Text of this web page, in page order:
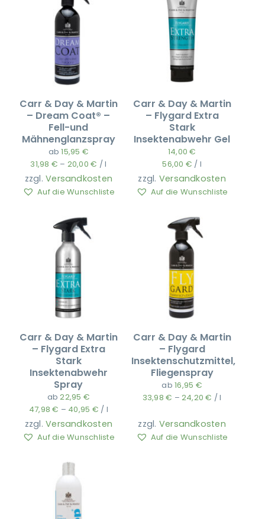
Carr & Day & Martin
– Dream Coat® –
Fell-und
Mähnenglanzspray
ab15,95 €
31,98 € – 20,00€ /l
zzgl.Versandkosten
Auf die Wunschliste
Carr & Day & Martin
– Flygard Extra
Stark
Insektenabwehr Gel
14,00€
56,00 € / l
zzgl. Versandkosten
Auf die Wunschliste
Carr & Day & Martin
– Flygard Extra
Stark
Insektenabwehr
Spray
ab22,95 €
47,98€ – 40,95 € / l
zzgl.Versandkosten
Auf die Wunschliste
Carr & Day & Martin
– Flygard
Insektenschutzmittel,
Fliegenspray
ab16,95 €
33,98€ – 24,20€ /l
zzgl. Versandkosten
Auf die Wunschliste